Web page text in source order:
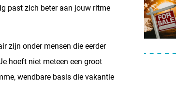
past zich beter aan jouw ritme
zijn onder mensen die eerder
hoeft niet meteen een groot
wendbare basis die vakantie